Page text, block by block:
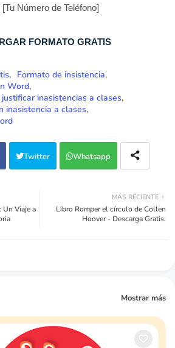
Número de Teléfono]
FORMATO GRATIS
Formato de insistencia
Word
inasistencias a clases
inasistencia a clases
Twitter Whatsapp
MÁS RECIENTE
Libro Romper el círculo de Collen
Hoover - Descarga Gratis.
Un Viaje a
Mostrar más